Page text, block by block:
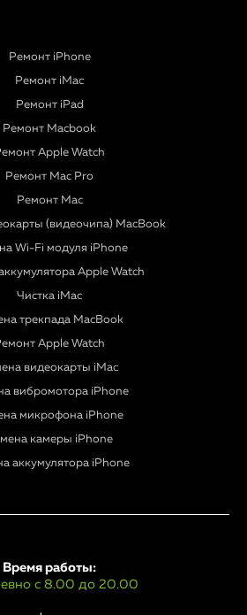
Ремонт iPhone
Ремонт iMac
Ремонт iPad
Ремонт Macbook
Apple Watch
Ремонт Mac Pro
Ремонт Mac
(видеочипа) MacBook
Wi-Fi модуля iPhone
Apple Watch
Чистка iMac
трекпада MacBook
Apple Watch
видеокарты iMac
вибромотора iPhone
микрофона iPhone
камеры iPhone
аккумулятора iPhone
Время работы:
с 8.00 до 20.00